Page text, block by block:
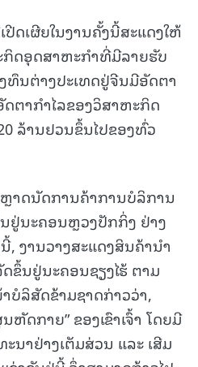
ດເຜີຍໃນງານຄັ້ງນີ້ສະແດງໃຫ້
ກິດອຸດສາຫະກຳທີ່ມີລາຍຮັບ
ທຶນຕ່າງປະເທດຢູ່ຈີນມີອັດຕາ
ດຕາກຳໄລຂອງວິສາຫະກິດ
ລ້ານຢວນຂຶ້ນໄປຂອງທົ່ວ
າດນັດການຄ້າການບໍລິການ
ຢູ່ນະຄອນຫຼວງປັກກິ່ງ ຢ່າງ
ງານວາງສະແດງສິນຄ້ານຳ
ຂຶ້ນຢູ່ນະຄອນຊຽງໄຮ້ ຕາມ
ລິສັດຂ້າມຊາດກ່າວວ່າ,
ຫັດກາຍ” ຂອງເຂົາເຈົ້າ ໂດຍມີ
າຢ່າງເຕັມສ່ວນ ແລະ ເສີມ